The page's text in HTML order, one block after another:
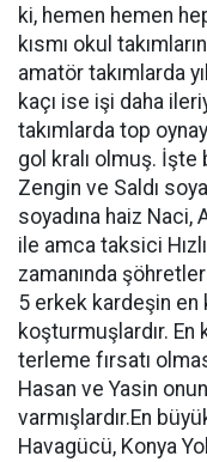
ki, hemen hemen
kısmı okul
amatör takımlarda
kaçı ise işi daha
takımlarda top
gol kralı olmuş. İşte
Zengin ve Saldı
soyadına haiz Naci,
ile amca taksici
zamanında
5 erkek kardeşin
koşturmuşlardır.
terleme fırsatı
Hasan ve Yasin
varmışlardır.En
Havagücü, Konya